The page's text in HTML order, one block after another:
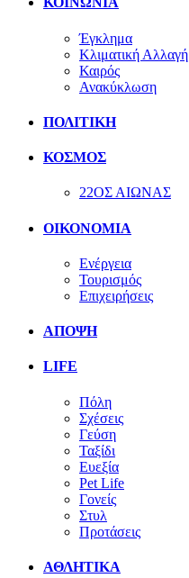
Έγκλημα
Κλιματική Αλλαγή
Καιρός
Ανακύκλωση
ΠΟΛΙΤΙΚΗ
ΚΟΣΜΟΣ
22ΟΣ ΑΙΩΝΑΣ
ΟΙΚΟΝΟΜΙΑ
Ενέργεια
Τουρισμός
Επιχειρήσεις
ΑΠΟΨΗ
LIFE
Πόλη
Σχέσεις
Γεύση
Ταξίδι
Ευεξία
Pet Life
Γονείς
Στυλ
Προτάσεις
ΑΘΛΗΤΙΚΑ